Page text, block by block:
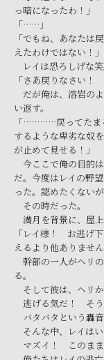
っ暗になったわ！」
「……」
「でもね、あなた
えたわけではない！」
レイは恐ろしげな
「さあ戻りなさい！
だが俺は、溶岩の
い返す。
「…………戻ってたま
するような卑劣な奴
が止めて見せる！」
今ここで俺の目的
だ。今度はレイの野
った。認めたくない
その時だった。
満月を背景に、屋
「レイ様！ お逃げ
えるより他ありません
幹部の一人がヘリ
る。
そして彼は、ヘリ
逃げる気だ！ そう
バタバタという轟
そんな中、レイは
マズイ！ このまま